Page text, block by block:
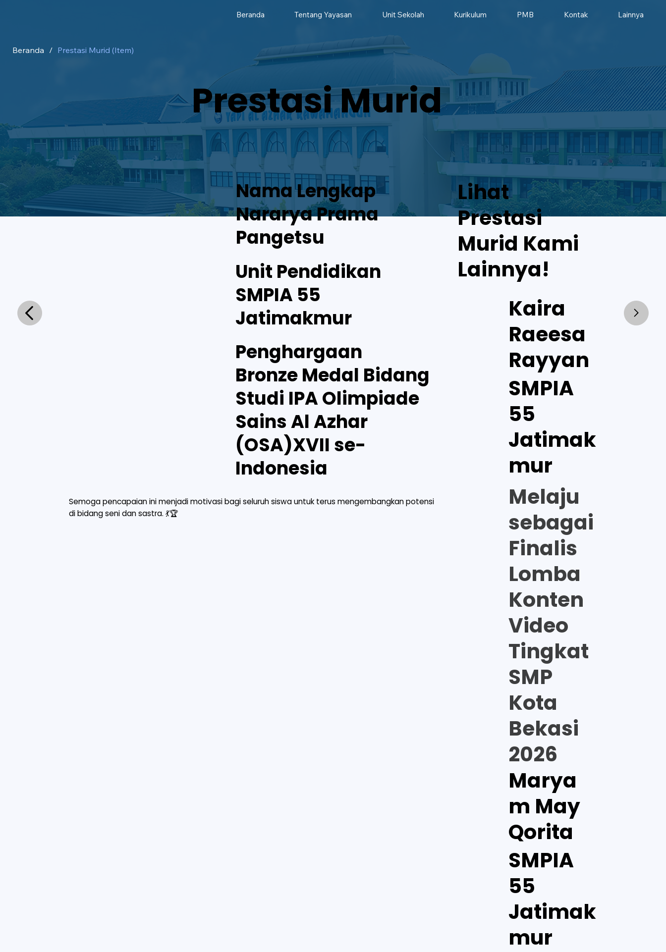
Beranda / Prestasi Murid (Item)
Prestasi Murid
Beranda Tentang Yayasan Unit Sekolah Kurikulum PMB Kontak Lainnya
Nama Lengkap
Nararya Prama
Pangetsu
Unit Pendidikan
SMPIA 55
Jatimakmur
Penghargaan
Bronze Medal Bidang
Studi IPA Olimpiade
Sains Al Azhar
(OSA)XVII se-
Indonesia
Semoga pencapaian ini menjadi motivasi bagi seluruh siswa untuk terus mengembangkan potensi
di bidang seni dan sastra. 💃🏆
Lihat
Prestasi
Murid Kami
Lainnya!
Kaira
Raeesa
Rayyan
SMPIA
55
Jatimak
mur
Melaju
sebagai
Finalis
Lomba
Konten
Video
Tingkat
SMP
Kota
Bekasi
2026
Marya
m May
Qorita
SMPIA
55
Jatimak
mur